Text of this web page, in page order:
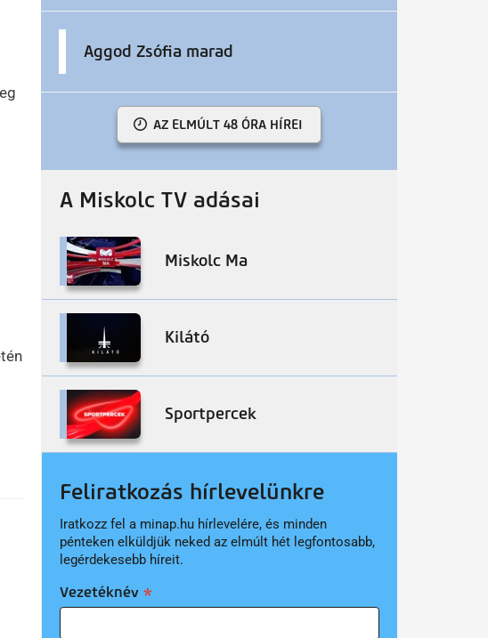
Aggod Zsófia marad
AZ ELMÚLT 48 ÓRA HÍREI
A Miskolc TV adásai
Miskolc Ma
Kilátó
Sportpercek
Feliratkozás hírlevelünkre
Iratkozz fel a minap.hu hírlevelére, és minden
pénteken elküldjük neked az elmúlt hét legfontosabb,
legérdekesebb híreit.
Vezetéknév